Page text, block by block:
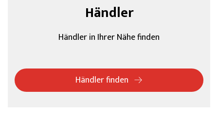
Händler
Händler in Ihrer Nähe finden
Händler finden